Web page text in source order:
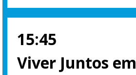
15:45
Viver Juntos em